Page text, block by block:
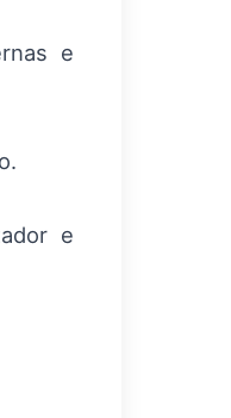
e
e